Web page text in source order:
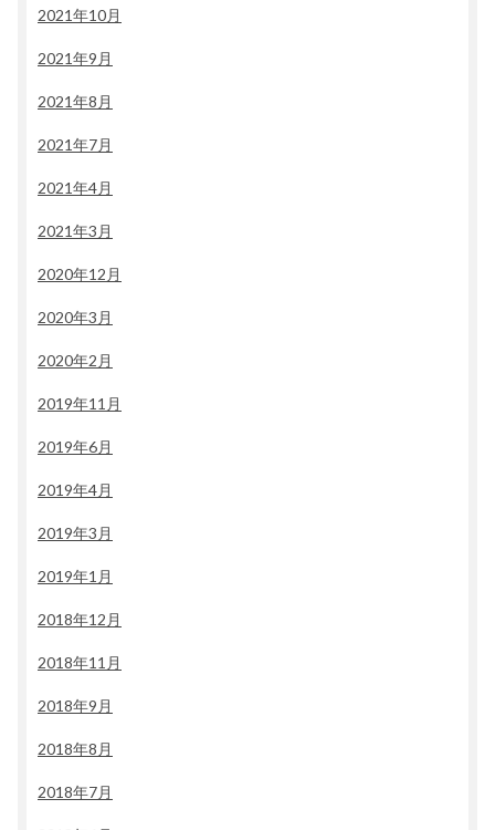
2021年10月
2021年9月
2021年8月
2021年7月
2021年4月
2021年3月
2020年12月
2020年3月
2020年2月
2019年11月
2019年6月
2019年4月
2019年3月
2019年1月
2018年12月
2018年11月
2018年9月
2018年8月
2018年7月